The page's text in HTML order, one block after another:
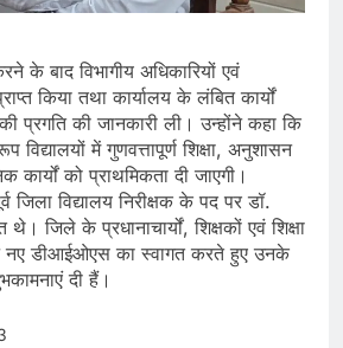
के बाद विभागीय अधिकारियों एवं
किया तथा कार्यालय के लंबित कार्यों
प्रगति की जानकारी ली। उन्होंने कहा कि
में गुणवत्तापूर्ण शिक्षा, अनुशासन
कार्यों को प्राथमिकता दी जाएगी।
जिला विद्यालय निरीक्षक के पद पर डॉ.
थे। जिले के प्रधानाचार्यों, शिक्षकों एवं शिक्षा
ने नए डीआईओएस का स्वागत करते हुए उनके
दी हैं।